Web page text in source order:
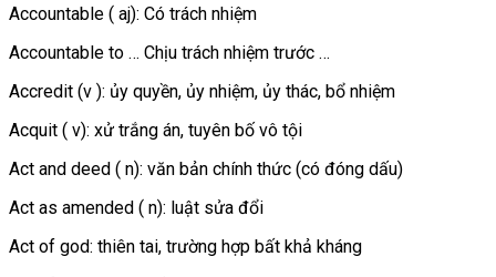
Accountable ( aj): Có trách nhiệm
Accountable to … Chịu trách nhiệm trước …
Accredit (v ): ủy quyền, ủy nhiệm, ủy thác, bổ nhiệm
Acquit ( v): xử trắng án, tuyên bố vô tội
Act and deed ( n): văn bản chính thức (có đóng dấu)
Act as amended ( n): luật sửa đổi
Act of god: thiên tai, trường hợp bất khả kháng